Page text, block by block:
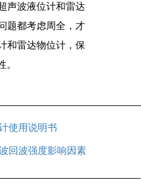
声波液位计和雷达
题都考虑周全，才
和雷达物位计，保
。
使用说明书
回波强度影响因素